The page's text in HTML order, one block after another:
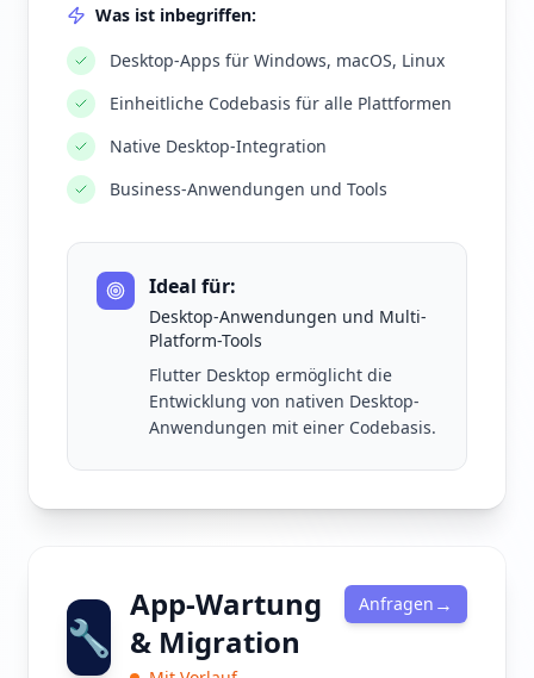
Was ist inbegriffen:
Desktop-Apps für Windows, macOS, Linux
Einheitliche Codebasis für alle Plattformen
Native Desktop-Integration
Business-Anwendungen und Tools
Ideal für:
Desktop-Anwendungen und Multi-
Platform-Tools
Flutter Desktop ermöglicht die
Entwicklung von nativen Desktop-
Anwendungen mit einer Codebasis.
🔧
App-Wartung
& Migration
Anfragen →